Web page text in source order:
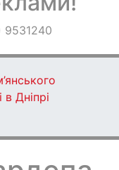
9531240
Дніпрі